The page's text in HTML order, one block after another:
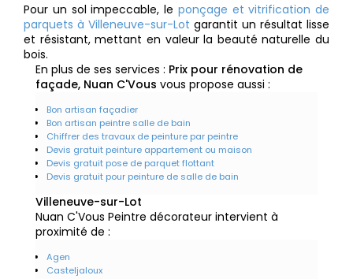
Pour un sol impeccable, le ponçage et vitrification de
parquets à Villeneuve-sur-Lot garantit un résultat lisse
et résistant, mettant en valeur la beauté naturelle du
bois.
En plus de ses services : Prix pour rénovation de
façade, Nuan C'Vous vous propose aussi :
Bon artisan façadier
Bon artisan peintre salle de bain
Chiffrer des travaux de peinture par peintre
Devis gratuit peinture appartement ou maison
Devis gratuit pose de parquet flottant
Devis gratuit pour peinture de salle de bain
Villeneuve-sur-Lot
Nuan C'Vous Peintre décorateur intervient à
proximité de :
Agen
Casteljaloux